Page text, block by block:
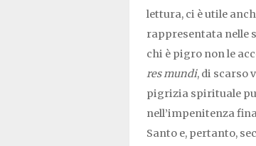
lettura, ci è utile
rappresentata nelle
chi è pigro non le
res mundi, di scarso
pigrizia spirituale
nell’impenitenza
Santo e, pertanto,